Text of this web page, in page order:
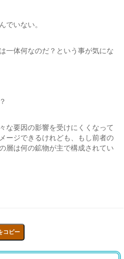
でいない。
一体何なのだ？という事が気にな
な要因の影響を受けにくくなって
ージできるけれども、もし前者の
層は何の鉱物が主で構成されてい
コピー